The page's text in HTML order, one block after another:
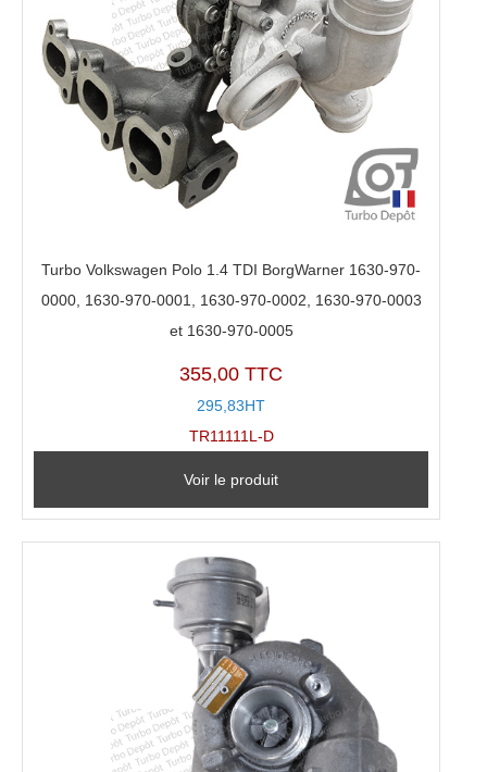
Turbo Volkswagen Polo 1.4 TDI BorgWarner 1630-970-
0000, 1630-970-0001, 1630-970-0002, 1630-970-0003
et 1630-970-0005
355,00 TTC
295,83HT
TR11111L-D
Voir le produit